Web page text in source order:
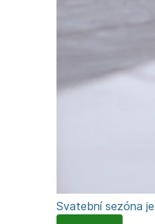
Svatební sezóna